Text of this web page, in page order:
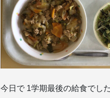
今日で 1学期最後の給食でし